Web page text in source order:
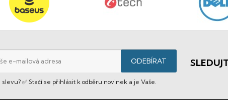
slevu? ✅ Stačí se přihlásit k odběru novinek a je Vaše.